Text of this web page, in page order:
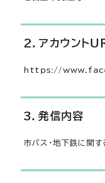
2．アカウント
https://
3．発信内容
市バス・地下鉄に関す